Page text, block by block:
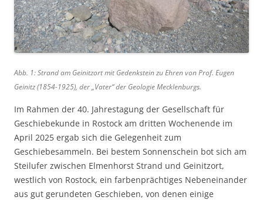
Abb. 1: Strand am Geinitzort mit Gedenkstein zu Ehren von Prof. Eugen
Geinitz (1854-1925), der „Vater“ der Geologie Mecklenburgs.
Im Rahmen der 40. Jahrestagung der Gesellschaft für
Geschiebekunde in Rostock am dritten Wochenende im
April 2025 ergab sich die Gelegenheit zum
Geschiebesammeln. Bei bestem Sonnenschein bot sich am
Steilufer zwischen Elmenhorst Strand und Geinitzort,
westlich von Rostock, ein farbenprächtiges Nebeneinander
aus gut gerundeten Geschieben, von denen einige